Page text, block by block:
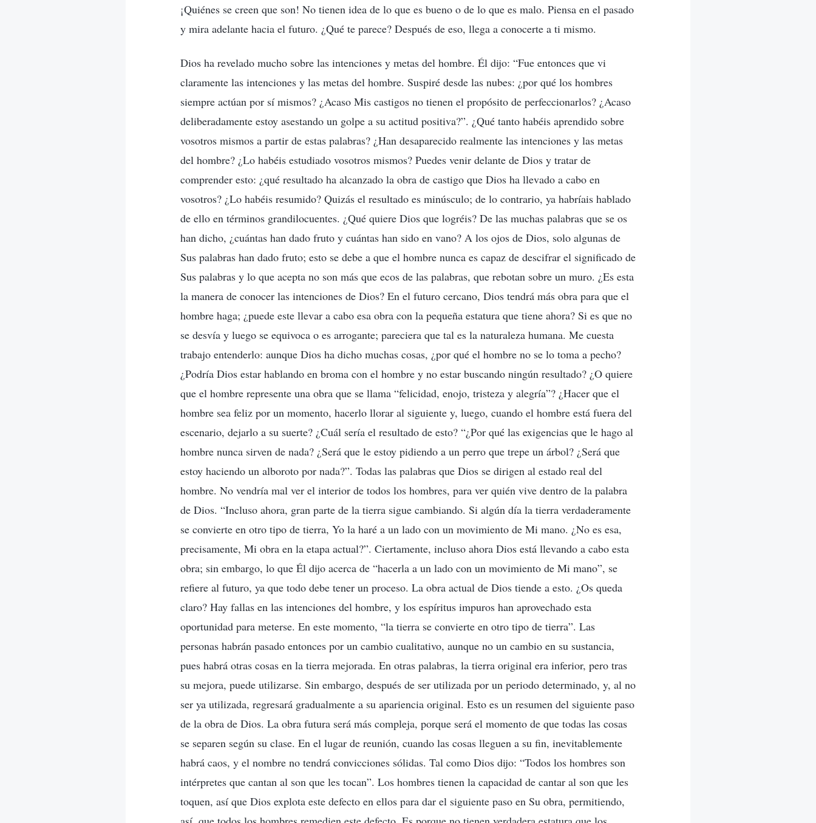
¡Quiénes se creen que son! No tienen idea de lo que es bueno o de lo que es malo. Piensa en el pasado
y mira adelante hacia el futuro. ¿Qué te parece? Después de eso, llega a conocerte a ti mismo.
Dios ha revelado mucho sobre las intenciones y metas del hombre. Él dijo: “Fue entonces que vi
claramente las intenciones y las metas del hombre. Suspiré desde las nubes: ¿por qué los hombres
siempre actúan por sí mismos? ¿Acaso Mis castigos no tienen el propósito de perfeccionarlos? ¿Acaso
deliberadamente estoy asestando un golpe a su actitud positiva?”. ¿Qué tanto habéis aprendido sobre
vosotros mismos a partir de estas palabras? ¿Han desaparecido realmente las intenciones y las metas
del hombre? ¿Lo habéis estudiado vosotros mismos? Puedes venir delante de Dios y tratar de
comprender esto: ¿qué resultado ha alcanzado la obra de castigo que Dios ha llevado a cabo en
vosotros? ¿Lo habéis resumido? Quizás el resultado es minúsculo; de lo contrario, ya habríais hablado
de ello en términos grandilocuentes. ¿Qué quiere Dios que logréis? De las muchas palabras que se os
han dicho, ¿cuántas han dado fruto y cuántas han sido en vano? A los ojos de Dios, solo algunas de
Sus palabras han dado fruto; esto se debe a que el hombre nunca es capaz de descifrar el significado de
Sus palabras y lo que acepta no son más que ecos de las palabras, que rebotan sobre un muro. ¿Es esta
la manera de conocer las intenciones de Dios? En el futuro cercano, Dios tendrá más obra para que el
hombre haga; ¿puede este llevar a cabo esa obra con la pequeña estatura que tiene ahora? Si es que no
se desvía y luego se equivoca o es arrogante; pareciera que tal es la naturaleza humana. Me cuesta
trabajo entenderlo: aunque Dios ha dicho muchas cosas, ¿por qué el hombre no se lo toma a pecho?
¿Podría Dios estar hablando en broma con el hombre y no estar buscando ningún resultado? ¿O quiere
que el hombre represente una obra que se llama “felicidad, enojo, tristeza y alegría”? ¿Hacer que el
hombre sea feliz por un momento, hacerlo llorar al siguiente y, luego, cuando el hombre está fuera del
escenario, dejarlo a su suerte? ¿Cuál sería el resultado de esto? “¿Por qué las exigencias que le hago al
hombre nunca sirven de nada? ¿Será que le estoy pidiendo a un perro que trepe un árbol? ¿Será que
estoy haciendo un alboroto por nada?”. Todas las palabras que Dios se dirigen al estado real del
hombre. No vendría mal ver el interior de todos los hombres, para ver quién vive dentro de la palabra
de Dios. “Incluso ahora, gran parte de la tierra sigue cambiando. Si algún día la tierra verdaderamente
se convierte en otro tipo de tierra, Yo la haré a un lado con un movimiento de Mi mano. ¿No es esa,
precisamente, Mi obra en la etapa actual?”. Ciertamente, incluso ahora Dios está llevando a cabo esta
obra; sin embargo, lo que Él dijo acerca de “hacerla a un lado con un movimiento de Mi mano”, se
refiere al futuro, ya que todo debe tener un proceso. La obra actual de Dios tiende a esto. ¿Os queda
claro? Hay fallas en las intenciones del hombre, y los espíritus impuros han aprovechado esta
oportunidad para meterse. En este momento, “la tierra se convierte en otro tipo de tierra”. Las
personas habrán pasado entonces por un cambio cualitativo, aunque no un cambio en su sustancia,
pues habrá otras cosas en la tierra mejorada. En otras palabras, la tierra original era inferior, pero tras
su mejora, puede utilizarse. Sin embargo, después de ser utilizada por un periodo determinado, y, al no
ser ya utilizada, regresará gradualmente a su apariencia original. Esto es un resumen del siguiente paso
de la obra de Dios. La obra futura será más compleja, porque será el momento de que todas las cosas
se separen según su clase. En el lugar de reunión, cuando las cosas lleguen a su fin, inevitablemente
habrá caos, y el nombre no tendrá convicciones sólidas. Tal como Dios dijo: “Todos los hombres son
intérpretes que cantan al son que les tocan”. Los hombres tienen la capacidad de cantar al son que les
toquen, así que Dios explota este defecto en ellos para dar el siguiente paso en Su obra, permitiendo,